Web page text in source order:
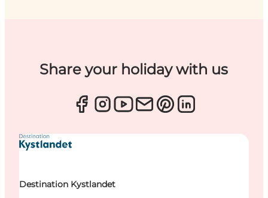
Share your holiday with us
Destination Kystlandet